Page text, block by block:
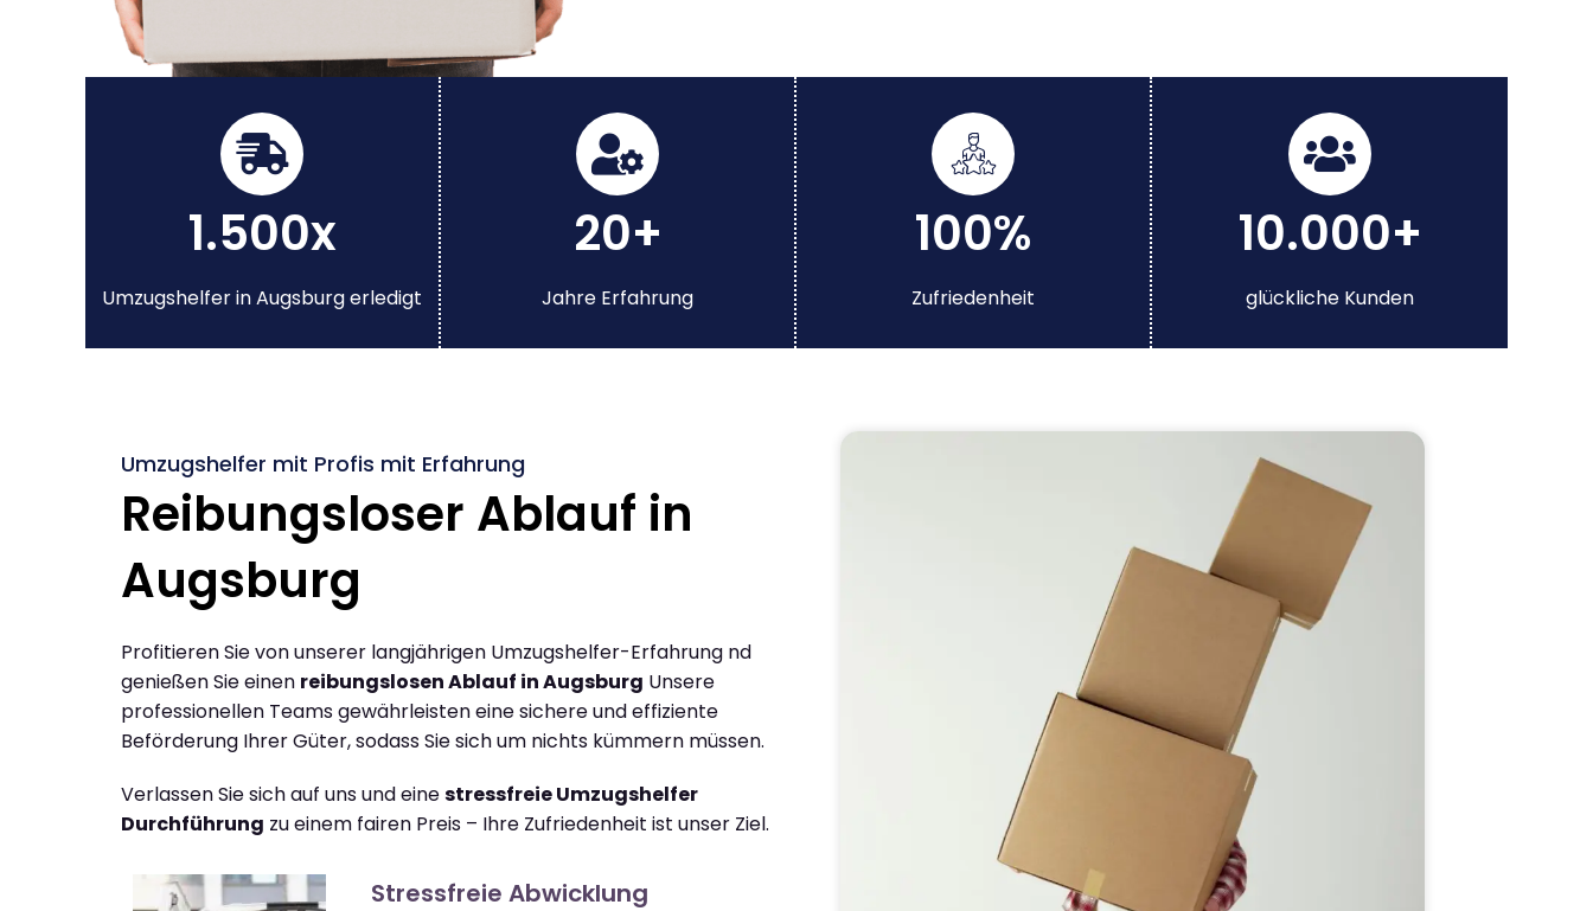
1.500x
Umzugshelfer in Augsburg erledigt
20+
Jahre Erfahrung
100%
Zufriedenheit
10.000+
glückliche Kunden
Umzugshelfer mit Profis mit Erfahrung
Reibungsloser Ablauf in
Augsburg
Profitieren Sie von unserer langjährigen Umzugshelfer-Erfahrung nd
genießen Sie einen reibungslosen Ablauf in Augsburg Unsere
professionellen Teams gewährleisten eine sichere und effiziente
Beförderung Ihrer Güter, sodass Sie sich um nichts kümmern müssen.
Verlassen Sie sich auf uns und einestressfreie Umzugshelfer
Durchführung zu einem fairen Preis – Ihre Zufriedenheit ist unser Ziel.
Stressfreie Abwicklung